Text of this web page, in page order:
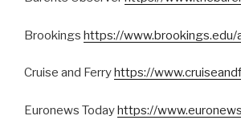
Brookings https://www.brookings.edu/
Cruise and Ferryhttps://
Euronews Todayhttps://